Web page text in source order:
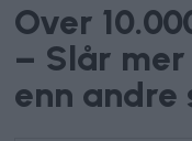
Over
– Slår
enn andre